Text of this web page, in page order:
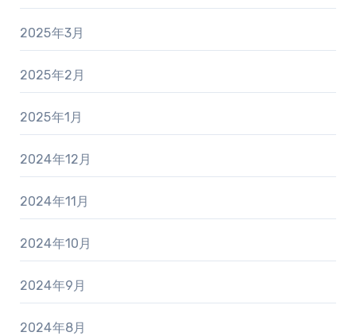
2025年3月
2025年2月
2025年1月
2024年12月
2024年11月
2024年10月
2024年9月
2024年8月